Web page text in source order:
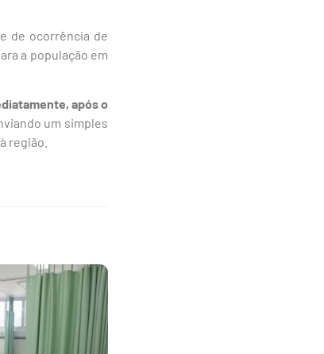
de ocorrência de
a população em
após o
um simples
região.